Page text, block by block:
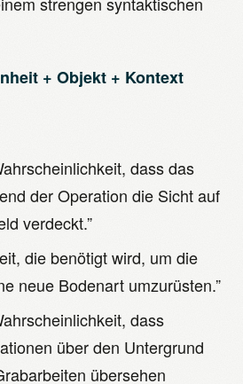
+ Objekt + Kontext
dass das
der Operation die Sicht auf
verdeckt.”
die benötigt wird, um die
neue Bodenart umzurüsten.”
dass
über den Untergrund
übersehen